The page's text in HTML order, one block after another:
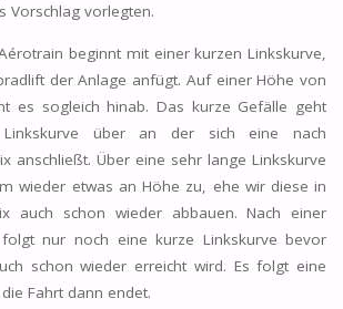
Vorschlag vorlegten.
beginnt mit einer kurzen Linkskurve,
der Anlage anfügt. Auf einer Höhe von
es sogleich hinab. Das kurze Gefälle geht
über an der sich eine nach
anschließt. Über eine sehr lange Linkskurve
wieder etwas an Höhe zu, ehe wir diese in
auch schon wieder abbauen. Nach einer
nur noch eine kurze Linkskurve bevor
schon wieder erreicht wird. Es folgt eine
Fahrt dann endet.